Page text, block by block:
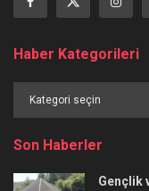
Haber Kategorileri
Kategorileri
Son Haberler
Gençlik